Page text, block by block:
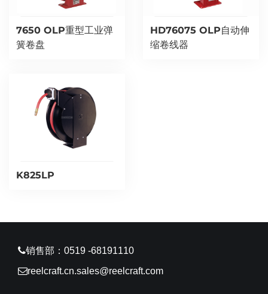
7650 OLP重型工业弹
簧卷盘
HD76075 OLP自动伸
缩卷线器
K825LP
销售部：0519 -68191110
reelcraft.cn.sales@reelcraft.com